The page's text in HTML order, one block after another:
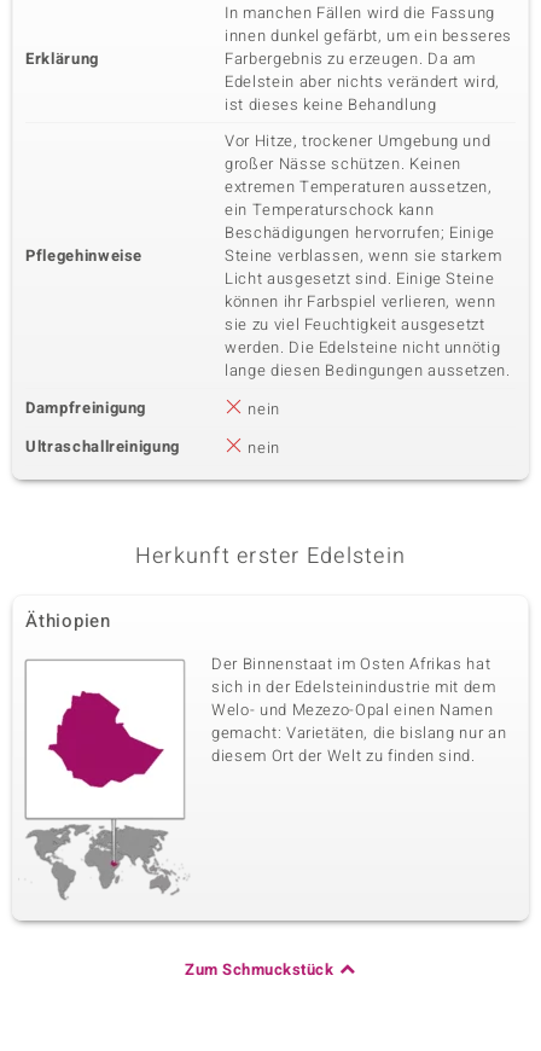
Erklärung
In manchen Fällen wird die Fassung
innen dunkel gefärbt, um ein besseres
Farbergebnis zu erzeugen. Da am
Edelstein aber nichts verändert wird,
ist dieses keine Behandlung
Pflegehinweise
Vor Hitze, trockener Umgebung und
großer Nässe schützen. Keinen
extremen Temperaturen aussetzen,
ein Temperaturschock kann
Beschädigungen hervorrufen; Einige
Steine verblassen, wenn sie starkem
Licht ausgesetzt sind. Einige Steine
können ihr Farbspiel verlieren, wenn
sie zu viel Feuchtigkeit ausgesetzt
werden. Die Edelsteine nicht unnötig
lange diesen Bedingungen aussetzen.
Dampfreinigung
nein
Ultraschallreinigung
nein
Herkunft erster Edelstein
Äthiopien
Der Binnenstaat im Osten Afrikas hat
sich in der Edelsteinindustrie mit dem
Welo- und Mezezo-Opal einen Namen
gemacht: Varietäten, die bislang nur an
diesem Ort der Welt zu finden sind.
Zum Schmuckstück